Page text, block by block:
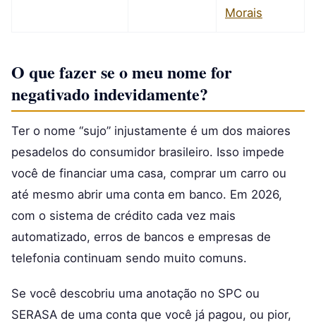
Morais
O que fazer se o meu nome for
negativado indevidamente?
Ter o nome “sujo” injustamente é um dos maiores
pesadelos do consumidor brasileiro. Isso impede
você de financiar uma casa, comprar um carro ou
até mesmo abrir uma conta em banco. Em 2026,
com o sistema de crédito cada vez mais
automatizado, erros de bancos e empresas de
telefonia continuam sendo muito comuns.
Se você descobriu uma anotação no SPC ou
SERASA de uma conta que você já pagou, ou pior,